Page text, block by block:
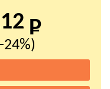
24%)